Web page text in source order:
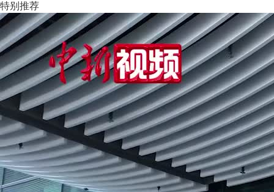
特别推荐